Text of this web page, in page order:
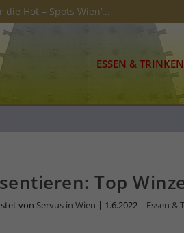
Hot – Spots Wien’...
ESSEN & TRINKEN
Top
von Servus in Wien | 1.6.2022 | Essen &